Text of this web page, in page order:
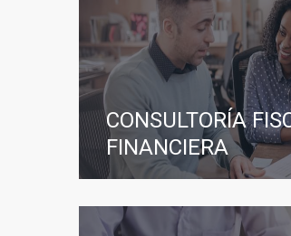
CONSULTORÍA
FINANCIERA